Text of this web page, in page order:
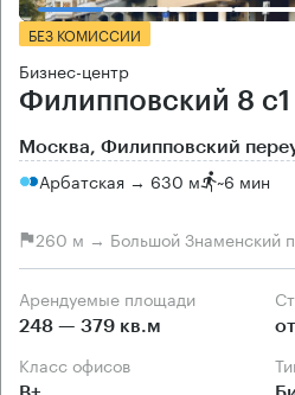
БЕЗ КОМИССИИ
Бизнес-центр
Филипповский 8 с1
Москва, Филипповский
Арбатская → 630 м ~6 мин
260 м → Большой Знаменский
Арендуемые площади
248 — 379 кв.м
Класс офисов